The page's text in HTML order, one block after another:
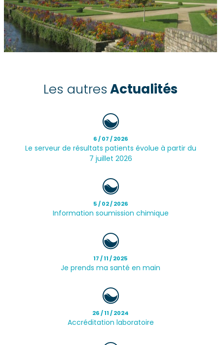
Les autresActualités
6 / 07 / 2026
Le serveur de résultats patients évolue à partir du
7 juillet 2026
5 / 02 / 2026
Information soumission chimique
17 / 11 / 2025
Je prends ma santé en main
26 / 11 / 2024
Accréditation laboratoire